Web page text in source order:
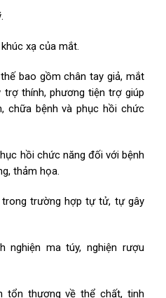
xạ của mắt.
bao gồm chân tay giả, mắt
trợ thính, phương tiện trợ giúp
chữa bệnh và phục hồi chức
hồi chức năng đối với bệnh
thảm họa.
trong trường hợp tự tử, tự gây
nghiện ma túy, nghiện rượu
tổn thương về thể chất, tinh